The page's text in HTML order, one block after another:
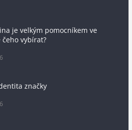
je velkým pomocníkem ve
čeho vybírat?
značky